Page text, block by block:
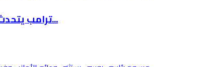
ترامب يتحدث عن انفراجة مرتقبة مع إيران خلال 4...